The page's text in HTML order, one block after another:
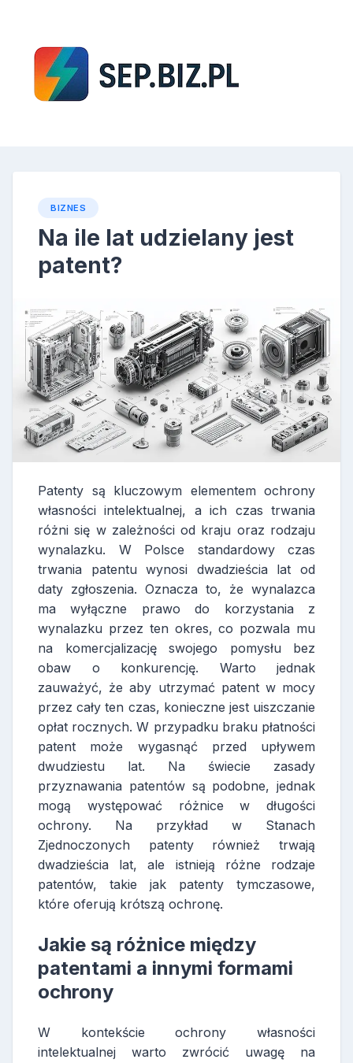
content
BIZNES
Na ile lat udzielany jest
patent?
Patenty są kluczowym elementem ochrony
własności intelektualnej, a ich czas trwania
różni się w zależności od kraju oraz rodzaju
wynalazku. W Polsce standardowy czas
trwania patentu wynosi dwadzieścia lat od
daty zgłoszenia. Oznacza to, że wynalazca
ma wyłączne prawo do korzystania z
wynalazku przez ten okres, co pozwala mu
na komercjalizację swojego pomysłu bez
obaw o konkurencję. Warto jednak
zauważyć, że aby utrzymać patent w mocy
przez cały ten czas, konieczne jest uiszczanie
opłat rocznych. W przypadku braku płatności
patent może wygasnąć przed upływem
dwudziestu lat. Na świecie zasady
przyznawania patentów są podobne, jednak
mogą występować różnice w długości
ochrony. Na przykład w Stanach
Zjednoczonych patenty również trwają
dwadzieścia lat, ale istnieją różne rodzaje
patentów, takie jak patenty tymczasowe,
które oferują krótszą ochronę.
Jakie są różnice między
patentami a innymi formami
ochrony
W kontekście ochrony własności
intelektualnej warto zwrócić uwagę na